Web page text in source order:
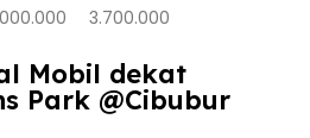
3.700.000
Mobil dekat
Park @Cibubur